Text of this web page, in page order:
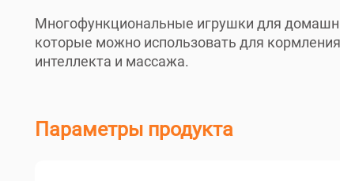
Многофункциональные игрушки для
которые можно использовать для
интеллекта и массажа.
Параметры продукта